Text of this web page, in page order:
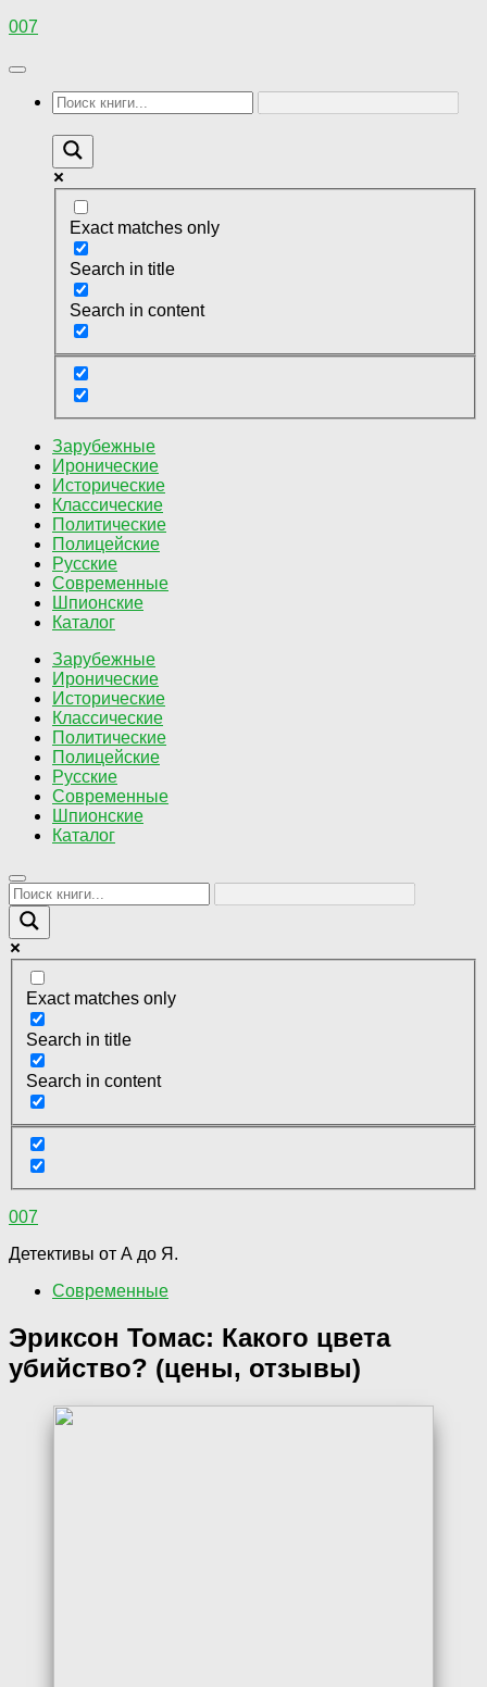
Перейти
содержимому
007
Exact matches only
Search in title
Search in content
Зарубежные
Иронические
Исторические
Классические
Политические
Полицейские
Русские
Современные
Шпионские
Каталог
Зарубежные
Иронические
Исторические
Классические
Политические
Полицейские
Русские
Современные
Шпионские
Каталог
Exact matches only
Search in title
Search in content
007
Детективы от А до Я.
Современные
Эриксон Томас: Какого цвета
убийство? (цены, отзывы)